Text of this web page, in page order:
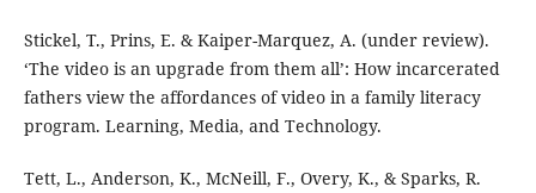
Stickel, T., Prins, E. & Kaiper-Marquez, A. (under review).
‘The video is an upgrade from them all’: How incarcerated
fathers view the affordances of video in a family literacy
program. Learning, Media, and Technology.
Tett, L., Anderson, K., McNeill, F., Overy, K., & Sparks, R.